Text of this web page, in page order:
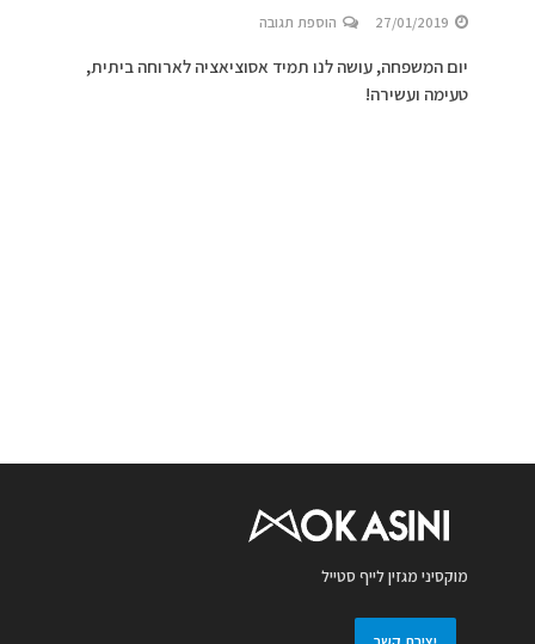
27/01/2019 הוספת תגובה
יום המשפחה, עושה לנו תמיד אסוציאציה לארוחה ביתית,
טעימה ועשירה!
מוקסיני מגזין לייף סטייל